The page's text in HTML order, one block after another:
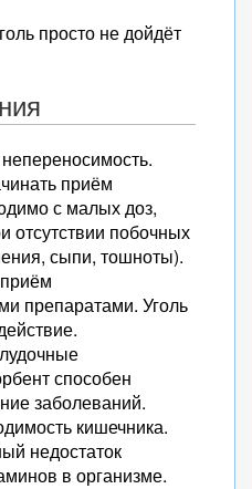
просто не дойдёт
приём
с малых доз,
отсутствии побочных
сыпи, тошноты).
препаратами. Уголь
способен
заболеваний.
кишечника.
недостаток
в организме.